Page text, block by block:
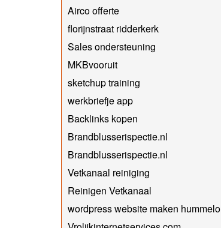
Airco offerte
florijnstraat ridderkerk
Sales ondersteuning
MKBvooruit
sketchup training
werkbriefje app
Backlinks kopen
Brandblusserispectie.nl
Brandblusserispectie.nl
Vetkanaal reiniging
Reinigen Vetkanaal
wordpress website maken hummelo